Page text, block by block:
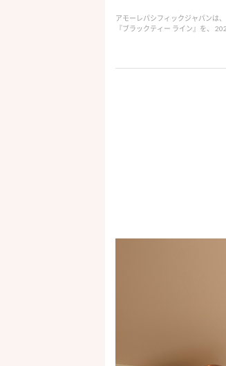
アモーレパシフィックジャパンは
『ブラックティー ライン』を、